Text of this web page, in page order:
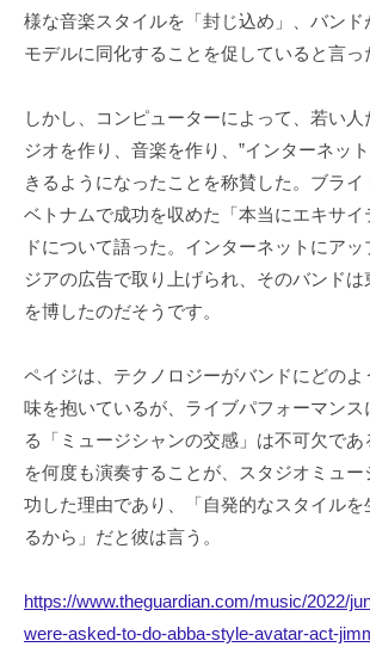
様な音楽スタイルを「封じ込め」、バンド
モデルに同化することを促していると言っ
しかし、コンピューターによって、若い人
ジオを作り、音楽を作り、”インターネッ
きるようになったことを称賛した。ブライ
ベトナムで成功を収めた「本当にエキサイ
ドについて語った。インターネットにア
ジアの広告で取り上げられ、そのバンド
を博したのだそうです。
ペイジは、テクノロジーがバンドにどの
味を抱いているが、ライブパフォーマン
る「ミュージシャンの交感」は不可欠であ
を何度も演奏することが、スタジオミュ
功した理由であり、「自発的なスタイル
るから」だと彼は言う。
https://www.theguardian.com/music/2022/
were-asked-to-do-abba-style-avatar-act-